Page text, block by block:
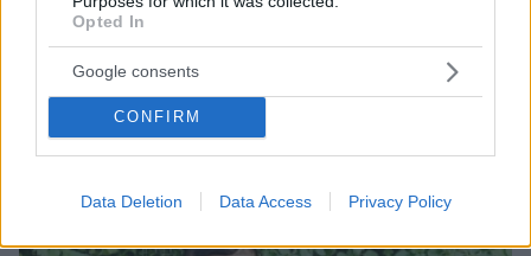
Opted In
Google consents
CONFIRM
Data Deletion Data Access Privacy Policy
ΔΕΙΤΕ ΟΛΕΣ ΤΙΣ ΕΙΔΗΣΕΙΣ